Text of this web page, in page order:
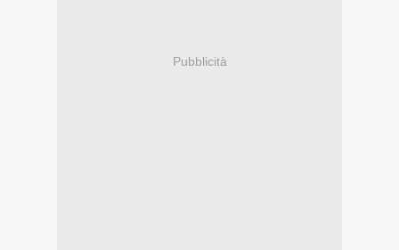
Pubblicità